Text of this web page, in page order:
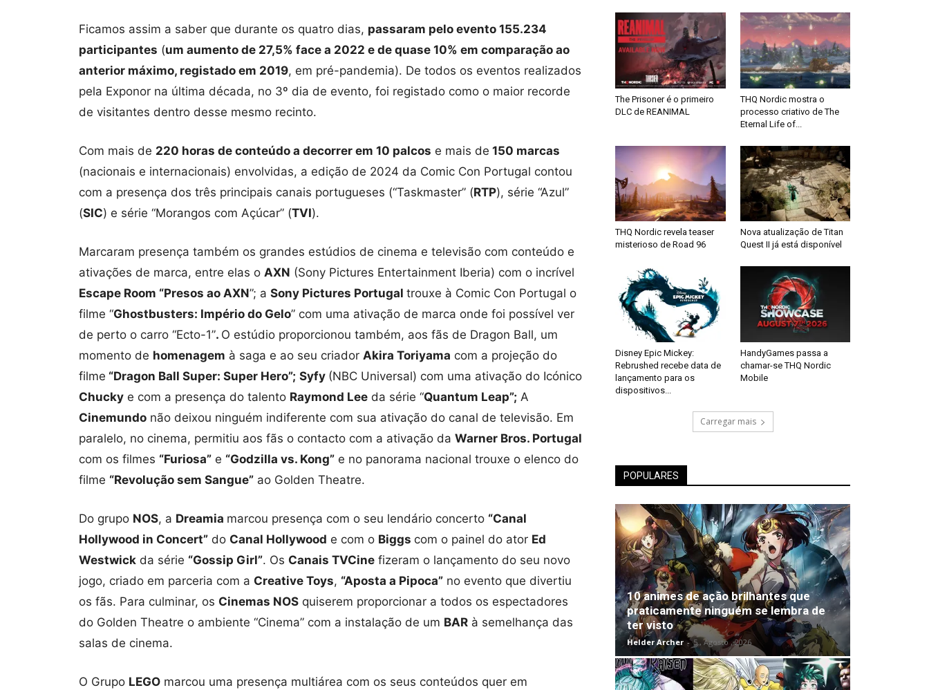
Ficamos assim a saber que durante os quatro dias, passaram pelo evento 155.234
participantes (um aumento de 27,5% face a 2022 e de quase 10% em comparação ao
anterior máximo, registado em 2019, em pré-pandemia). De todos os eventos realizados
pela Exponor na última década, no 3º dia de evento, foi registado como o maior recorde
de visitantes dentro desse mesmo recinto.
Com mais de 220 horas de conteúdo a decorrer em 10 palcos e mais de 150 marcas
(nacionais e internacionais) envolvidas, a edição de 2024 da Comic Con Portugal contou
com a presença dos três principais canais portugueses (“Taskmaster” (RTP), série “Azul”
(SIC) e série “Morangos com Açúcar” (TVI).
Marcaram presença também os grandes estúdios de cinema e televisão com conteúdo e
ativações de marca, entre elas o AXN (Sony Pictures Entertainment Iberia) com o incrível
Escape Room “Presos ao AXN”; a Sony Pictures Portugal trouxe à Comic Con Portugal o
filme “Ghostbusters: Império do Gelo” com uma ativação de marca onde foi possível ver
de perto o carro “Ecto-1”. O estúdio proporcionou também, aos fãs de Dragon Ball, um
momento de homenagem à saga e ao seu criador Akira Toriyama com a projeção do
filme “Dragon Ball Super: Super Hero”; Syfy (NBC Universal) com uma ativação do Icónico
Chucky e com a presença do talento Raymond Lee da série “Quantum Leap”; A
Cinemundo não deixou ninguém indiferente com sua ativação do canal de televisão. Em
paralelo, no cinema, permitiu aos fãs o contacto com a ativação da Warner Bros. Portugal
com os filmes “Furiosa” e “Godzilla vs. Kong” e no panorama nacional trouxe o elenco do
filme “Revolução sem Sangue” ao Golden Theatre.
Do grupo NOS, a Dreamia marcou presença com o seu lendário concerto “Canal
Hollywood in Concert” do Canal Hollywood e com o Biggs com o painel do ator Ed
Westwick da série “Gossip Girl”. Os Canais TVCine fizeram o lançamento do seu novo
jogo, criado em parceria com a Creative Toys, “Aposta a Pipoca” no evento que divertiu
os fãs. Para culminar, os Cinemas NOS quiserem proporcionar a todos os espectadores
do Golden Theatre o ambiente “Cinema” com a instalação de um BAR à semelhança das
salas de cinema.
O Grupo LEGO marcou uma presença multiárea com os seus conteúdos quer em
The Prisoner é o primeiro
DLC de REANIMAL
THQ Nordic mostra o
processo criativo de The
Eternal Life of...
THQ Nordic revela teaser
misterioso de Road 96
Nova atualização de Titan
Quest II já está disponível
Disney Epic Mickey:
Rebrushed recebe data de
lançamento para os
dispositivos...
HandyGames passa a
chamar-se THQ Nordic
Mobile
Carregar mais
POPULARES
10 animes de ação brilhantes que
praticamente ninguém se lembra de
ter visto
Helder Archer - 5 , Agosto , 2026